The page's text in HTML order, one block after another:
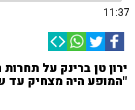
11:37
ירון טן ברינק על תחרות
"המופע היה מצחיק עד